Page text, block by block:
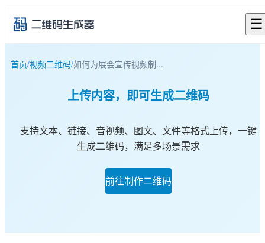
☰
首页/视频二维码/如何为展会宣传视频制...
上传内容，即可生成二维码
支持文本、链接、音视频、图文、文件等格式上传，一键
生成二维码，满足多场景需求
前往制作二维码